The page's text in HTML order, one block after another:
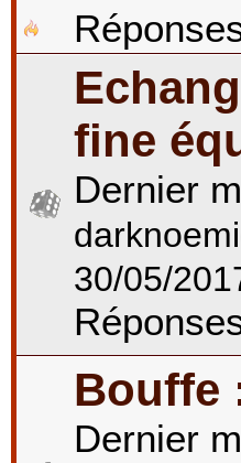
fine
Dernier
30/05/
Bouffe
Dernier